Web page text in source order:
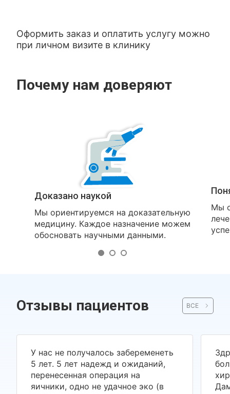
Оформить заказ и оплатить услугу можно
при личном визите в клинику
Почему нам доверяют
Доказано наукой
Мы ориентируемся на доказательную
медицину. Каждое назначение можем
обосновать научными данными.
Мы
Отзывы пациентов ВСЕ
У нас не получалось забеременеть
5 лет. 5 лет надежд и ожиданий,
перенесенная операция на
яичники, одно не удачное эко (в